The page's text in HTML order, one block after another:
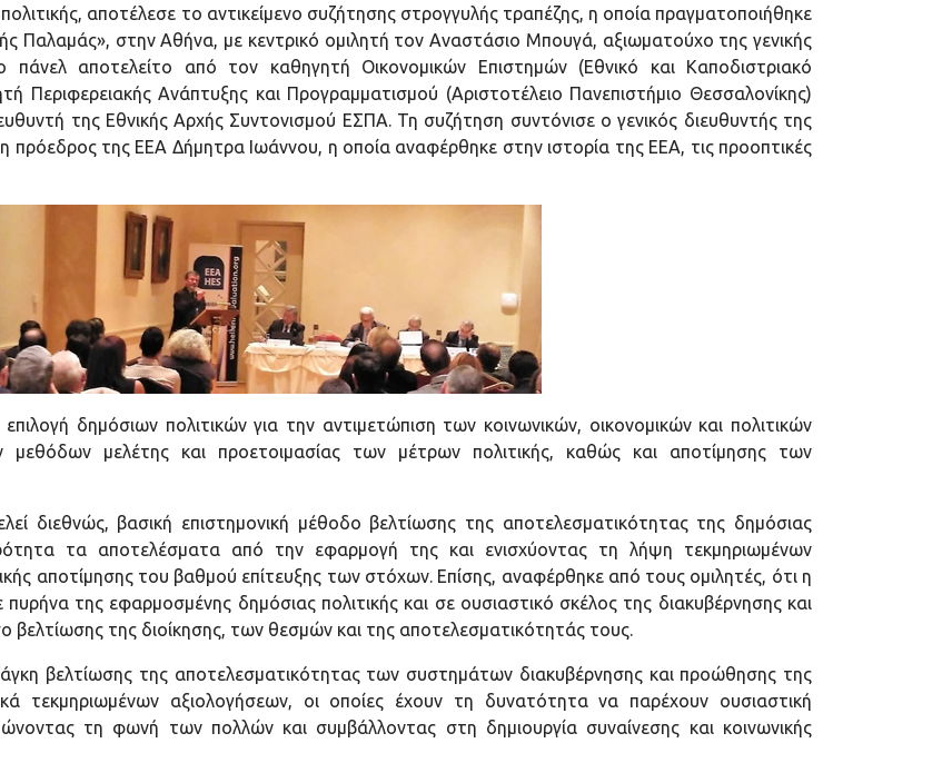
αποτέλεσε το αντικείμενο συζήτησης στρογγυλής τραπέζης, η οποία πραγματοποιήθηκε
Παλαμάς», στην Αθήνα, με κεντρικό ομιλητή τον Αναστάσιο Μπουγά, αξιωματούχο της γενικής
πάνελ αποτελείτο από τον καθηγητή Οικονομικών Επιστημών (Εθνικό και Καποδιστριακό
Περιφερειακής Ανάπτυξης και Προγραμματισμού (Αριστοτέλειο Πανεπιστήμιο Θεσσαλονίκης)
της Εθνικής Αρχής Συντονισμού ΕΣΠΑ. Τη συζήτηση συντόνισε ο γενικός διευθυντής της
η πρόεδρος της ΕΕΑ Δήμητρα Ιωάννου, η οποία αναφέρθηκε στην ιστορία της ΕΕΑ, τις προοπτικές
δημόσιων πολιτικών για την αντιμετώπιση των κοινωνικών, οικονομικών και πολιτικών
μεθόδων μελέτης και προετοιμασίας των μέτρων πολιτικής, καθώς και αποτίμησης των
διεθνώς, βασική επιστημονική μέθοδο βελτίωσης της αποτελεσματικότητας της δημόσιας
τα αποτελέσματα από την εφαρμογή της και ενισχύοντας τη λήψη τεκμηριωμένων
αποτίμησης του βαθμού επίτευξης των στόχων. Επίσης, αναφέρθηκε από τους ομιλητές, ότι η
πυρήνα της εφαρμοσμένης δημόσιας πολιτικής και σε ουσιαστικό σκέλος της διακυβέρνησης και
της διοίκησης, των θεσμών και της αποτελεσματικότητάς τους.
βελτίωσης της αποτελεσματικότητας των συστημάτων διακυβέρνησης και προώθησης της
τεκμηριωμένων αξιολογήσεων, οι οποίες έχουν τη δυνατότητα να παρέχουν ουσιαστική
τη φωνή των πολλών και συμβάλλοντας στη δημιουργία συναίνεσης και κοινωνικής